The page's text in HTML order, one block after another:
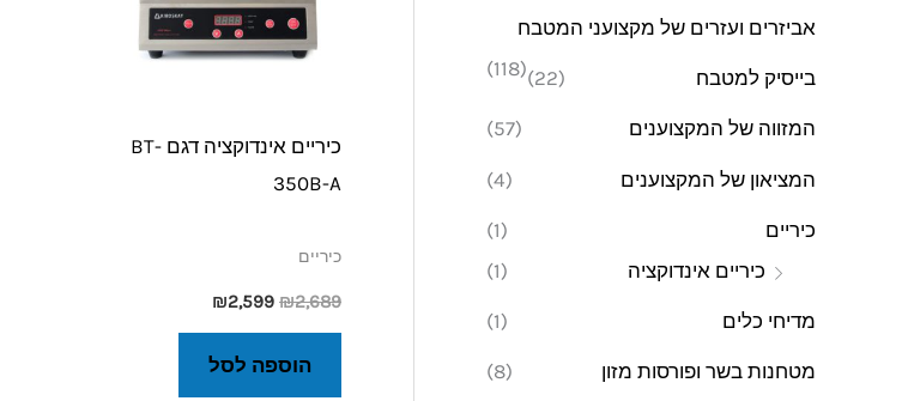
אביזרים ועזרים של מקצועני המטבח
(118)
בייסיק למטבח (22)
המזווה של המקצוענים (57)
המציאון של המקצוענים (4)
כיריים
(1)
כיריים אינדוקציה
(1)
מדיחי כלים (1)
מטחנות בשר ופורסות מזון (8)
כיריים אינדוקציה דגם BT-
350B-A
כיריים
₪2,689
₪2,599
הוספה לסל